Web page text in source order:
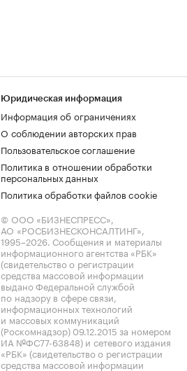
Юридическая информация
Информация об ограничениях
О соблюдении авторских прав
Пользовательское соглашение
Политика в отношении обработки
персональных данных
Политика обработки файлов cookie
© ООО «БИЗНЕСПРЕСС»,
АО «РОСБИЗНЕСКОНСАЛТИНГ»,
1995–2026. Сообщения и материалы
информационного агентства «РБК»
(свидетельство о регистрации
средства массовой информации
выдано Федеральной службой
по надзору в сфере связи,
информационных технологий
и массовых коммуникаций
(Роскомнадзор) 09.12.2015 за номером
ИА №ФС77-63848) и сетевого издания
«РБК» (свидетельство о регистрации
средства массовой информации